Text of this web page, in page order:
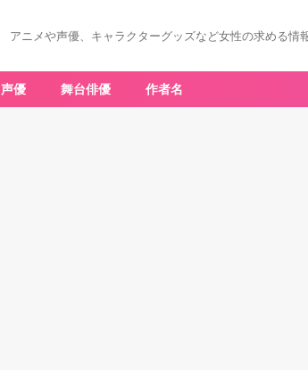
アニメや声優、キャラクターグッズなど女性の求める情
声優 舞台俳優 作者名